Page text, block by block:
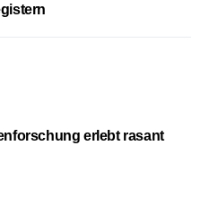
erlebt rasant